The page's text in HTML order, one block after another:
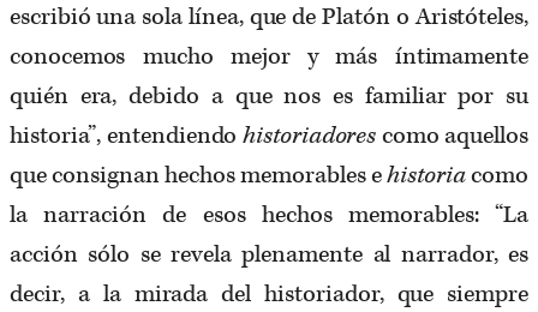
escribió una sola línea, que de Platón o Aristóteles,
conocemos mucho mejor y más íntimamente
quién era, debido a que nos es familiar por su
historia”, entendiendohistoriadorescomo aquellos
que consignan hechos memorables ehistoriacomo
la narración de esos hechos memorables: “La
acción sólo se revela plenamente al narrador, es
decir, a la mirada del historiador, que siempre